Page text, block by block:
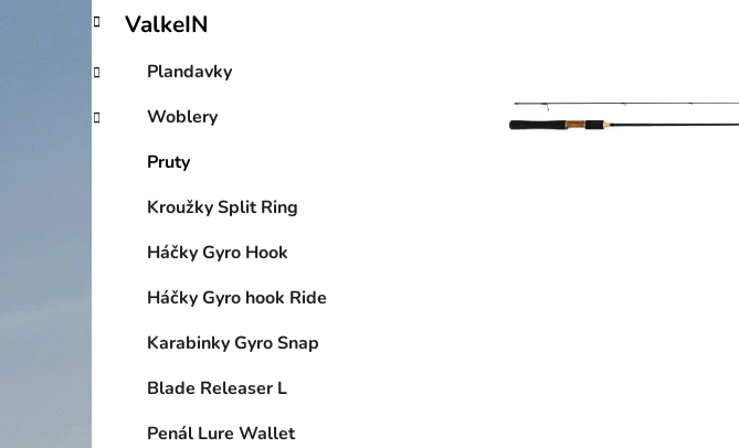
s
r
a
n
e
o
i
ValkeIN
Plandavky
Woblery
Pruty
Kroužky Split Ring
Háčky Gyro Hook
Háčky Gyro hook Ride
Karabinky Gyro Snap
Blade Releaser L
Penál Lure Wallet